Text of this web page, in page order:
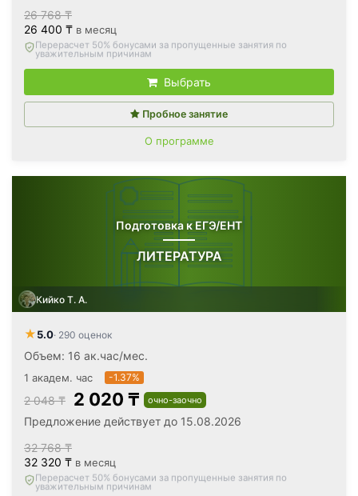
26 768 ₸
26 400 ₸ в месяц
Вернём все оплаченные деньги, если откажетесь после
первого занятия
Выбрать
Пробное занятие
О программе
Подготовка к ЕГЭ/ЕНТ
ЛИТЕРАТУРА
Кийко Т. А.
★5.0· 290 оценок
Объем: 16 ак.час/мес.
1 академ. час -1.37%
2 048 ₸ 2 020 ₸ очно-заочно
Предложение действует до 15.08.2026
32 768 ₸
32 320 ₸ в месяц
Вернём все оплаченные деньги, если откажетесь после
первого занятия